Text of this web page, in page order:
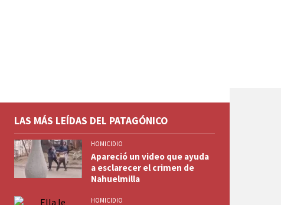
LAS MÁS LEÍDAS DEL PATAGÓNICO
HOMICIDIO
Apareció un video que ayuda
a esclarecer el crimen de
Nahuelmilla
HOMICIDIO